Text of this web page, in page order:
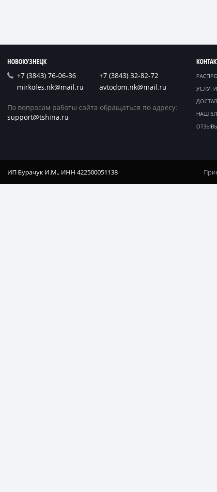
НОВОКУЗНЕЦК
+7 (3843) 76-06-36
+7 (3843) 32-82-72
mirkoles.nk@mail.ru
avtodom.nk@mail.ru
По вопросам работы сайта обращаться по адресу:
support@tshina.ru
НАШ
ИП Бурачук И.М., ИНН 422500051138